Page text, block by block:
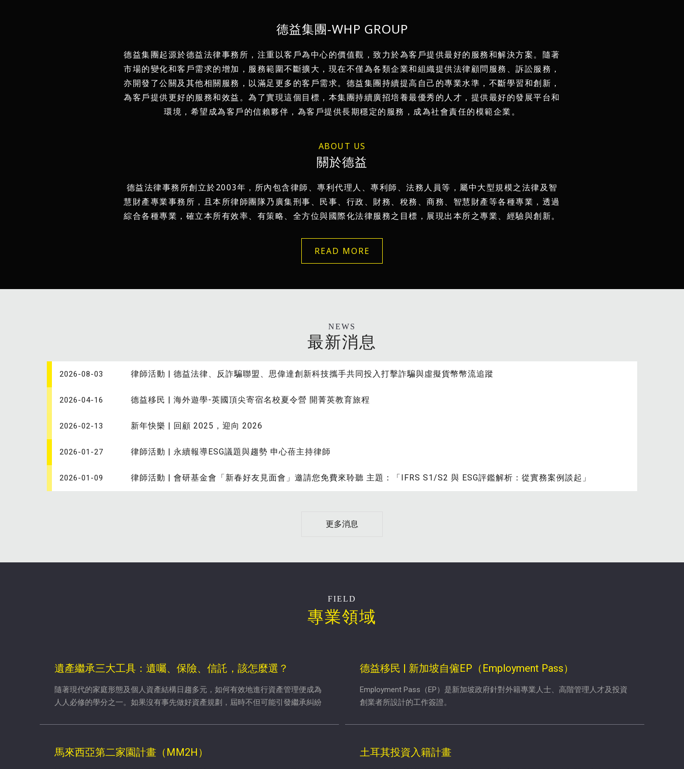
德益集團-WHP GROUP
德益集團起源於德益法律事務所，注重以客戶為中心的價值觀，致力於為客戶提供最好的服務和解決方案。隨著
市場的變化和客戶需求的增加，服務範圍不斷擴大，現在不僅為各類企業和組織提供法律顧問服務、訴訟服務，
亦開發了公關及其他相關服務，以滿足更多的客戶需求。德益集團持續提高自己的專業水準，不斷學習和創新，
為客戶提供更好的服務和效益。為了實現這個目標，本集團持續廣招培養最優秀的人才，提供最好的發展平台和
環境，希望成為客戶的信賴夥伴，為客戶提供長期穩定的服務，成為社會責任的模範企業。
ABOUT US
關於德益
德益法律事務所創立於2003年，所內包含律師、專利代理人、專利師、法務人員等，屬中大型規模之法律及智
慧財產專業事務所，且本所律師團隊乃廣集刑事、民事、行政、財務、稅務、商務、智慧財產等各種專業，透過
綜合各種專業，確立本所有效率、有策略、全方位與國際化法律服務之目標，展現出本所之專業、經驗與創新。
READ MORE
NEWS
最新消息
2026-08-03 律師活動 | 德益法律、反詐騙聯盟、思偉達創新科技攜手共同投入打擊詐騙與虛擬貨幣幣流追蹤
2026-04-16 德益移民 | 海外遊學-英國頂尖寄宿名校夏令營 開菁英教育旅程
2026-02-13 新年快樂 | 回顧 2025，迎向 2026
2026-01-27 律師活動 | 永續報導ESG議題與趨勢 申心蓓主持律師
2026-01-09 律師活動 | 會研基金會「新春好友見面會」邀請您免費來聆聽 主題：「IFRS S1/S2 與 ESG評鑑解析：從實務案例談起」
更多消息
專業領域
遺產繼承三大工具：遺囑、保險、信託，該怎麼選？
隨著現代的家庭形態及個人資產結構日趨多元，如何有效地進行資產管理便成為
人人必修的學分之一。如果沒有事先做好資產規劃，屆時不但可能引發繼承糾紛
德益移民 | 新加坡自僱EP（Employment Pass）
Employment Pass（EP）是新加坡政府針對外籍專業人士、高階管理人才及投資
創業者所設計的工作簽證。
馬來西亞第二家園計畫（MM2H） 土耳其投資入籍計畫